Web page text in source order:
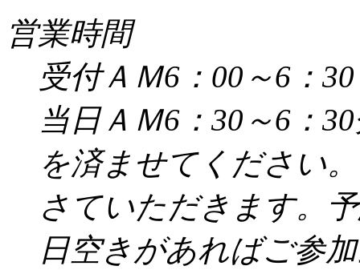
営業時間
受付ＡＭ6：00～6：30
当日ＡＭ6：30～6：
を済ませてください
さていただきます。
日空きがあればご参